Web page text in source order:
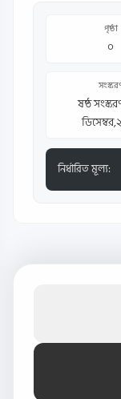
পৃষ্ঠা
০
ষষ্ঠ
নির্ধারিত মূল্য: